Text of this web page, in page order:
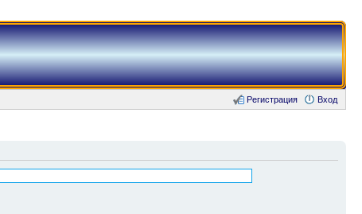
Вход
Регистрация